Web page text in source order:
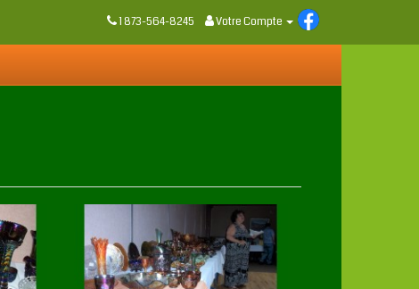
1 873-564-8245 Votre Compte